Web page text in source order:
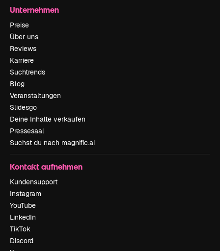
Unternehmen
Preise
Über uns
Reviews
Karriere
Suchtrends
Blog
Veranstaltungen
Slidesgo
Deine Inhalte verkaufen
Pressesaal
Suchst du nach magnific.ai
Kontakt aufnehmen
Kundensupport
Instagram
YouTube
LinkedIn
TikTok
Discord